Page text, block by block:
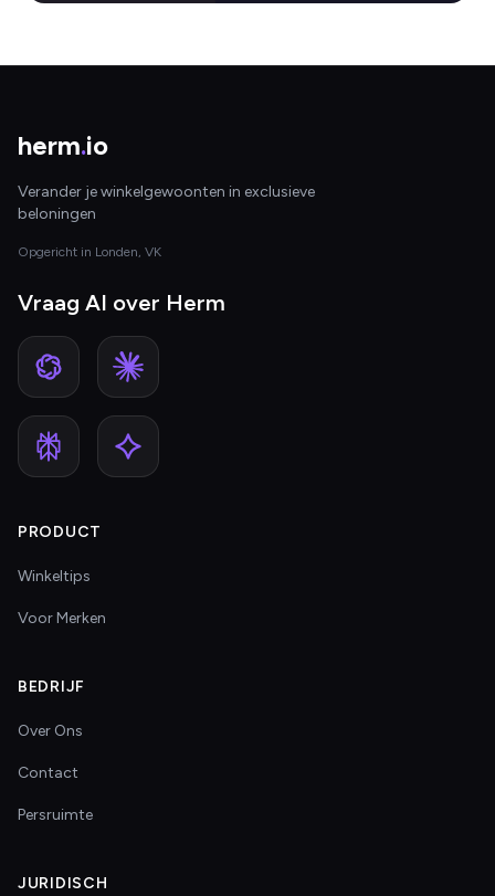
herm.io
Verander je winkelgewoonten in exclusieve
beloningen
Opgericht in Londen, VK
Vraag AI over Herm
PRODUCT
Winkeltips
Voor Merken
BEDRIJF
Over Ons
Contact
Persruimte
JURIDISCH